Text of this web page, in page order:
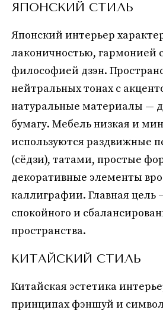
ЯПОНСКИЙ СТИЛЬ
Японский интерьер
лаконичностью, гармонией
философией дзэн.
нейтральных тонах с
натуральные материалы —
бумагу. Мебель низкая и
используются раздвижные
(сёдзи), татами, простые
декоративные элементы
каллиграфии. Главная цель
спокойного и
пространства.
КИТАЙСКИЙ СТИЛЬ
Китайская эстетика
принципах фэншуй и